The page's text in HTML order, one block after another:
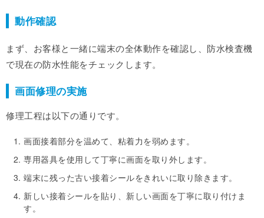
動作確認
まず、お客様と一緒に端末の全体動作を確認し、防水検査機
で現在の防水性能をチェックします。
画面修理の実施
修理工程は以下の通りです。
画面接着部分を温めて、粘着力を弱めます。
専用器具を使用して丁寧に画面を取り外します。
端末に残った古い接着シールをきれいに取り除きます。
新しい接着シールを貼り、新しい画面を丁寧に取り付けま
す。